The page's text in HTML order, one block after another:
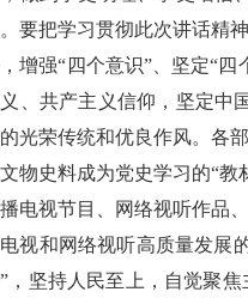
要把学习贯彻此次讲话精
增强“四个意识”、坚定“
、共产主义信仰，坚定中
光荣传统和优良作风。各
物史料成为党史学习的“教
电视节目、网络视听作品
视和网络视听高质量发展
，坚持人民至上，自觉聚